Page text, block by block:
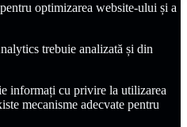
optimizarea website-ului și a
trebuie analizată și din
informați cu privire la utilizarea
mecanisme adecvate pentru